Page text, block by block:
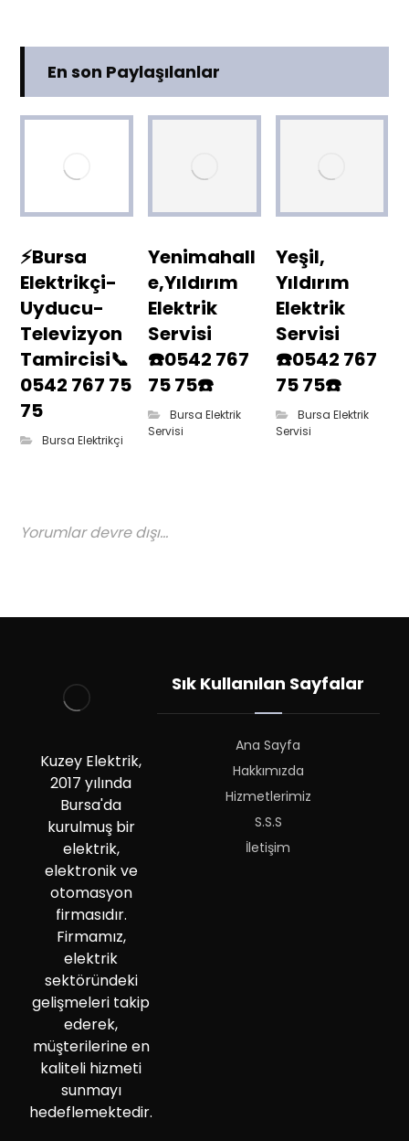
En son Paylaşılanlar
⚡Bursa
Elektrikçi-
Uyducu-
Televizyon
Tamircisi📞
0542 767 75
75
Bursa Elektrikçi
Yenimahall
e,Yıldırım
Elektrik
Servisi
☎️0542 767
75 75☎️
Bursa Elektrik
Servisi
Yeşil,
Yıldırım
Elektrik
Servisi
☎️0542 767
75 75☎️
Bursa Elektrik
Servisi
Yorumlar devre dışı...
Kuzey Elektrik,
2017 yılında
Bursa'da
kurulmuş bir
elektrik,
elektronik ve
otomasyon
firmasıdır.
Firmamız,
elektrik
sektöründeki
gelişmeleri takip
ederek,
müşterilerine en
kaliteli hizmeti
sunmayı
hedeflemektedir.
Sık Kullanılan Sayfalar
Ana Sayfa
Hakkımızda
Hizmetlerimiz
S.S.S
İletişim